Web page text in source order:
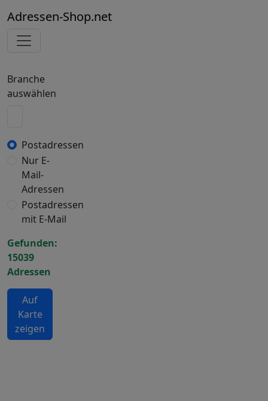
Adressen-Shop.net
Branche
auswählen
Postadressen
Nur E-
Mail-
Adressen
Postadressen
mit E-Mail
Gefunden:
15039
Adressen
Auf
Karte
zeigen